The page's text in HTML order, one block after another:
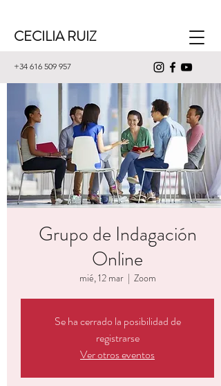
CECILIA RUIZ
+34 616 509 957
Grupo de Indagación
Online
mié, 12 mar
  |
Zoom
Se ha cerrado la posibilidad de
registrarse
Ver otros eventos